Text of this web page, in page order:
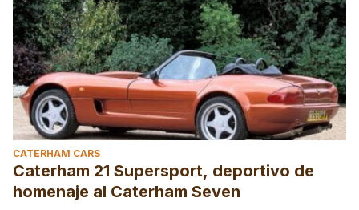
CATERHAM CARS
Caterham 21 Supersport, deportivo de
homenaje al Caterham Seven